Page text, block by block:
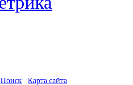
Поиск Карта сайта